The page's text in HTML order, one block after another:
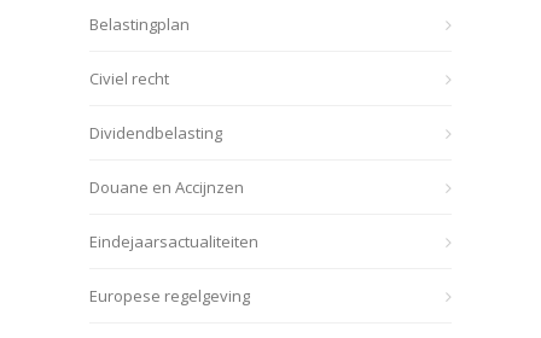
Belastingplan
Civiel recht
Dividendbelasting
Douane en Accijnzen
Eindejaarsactualiteiten
Europese regelgeving